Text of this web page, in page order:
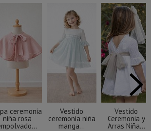
ceremonia
niña rosa
Vestido
ceremonia niña
manga...
Vestido
Ceremonia y
Arras Niña...